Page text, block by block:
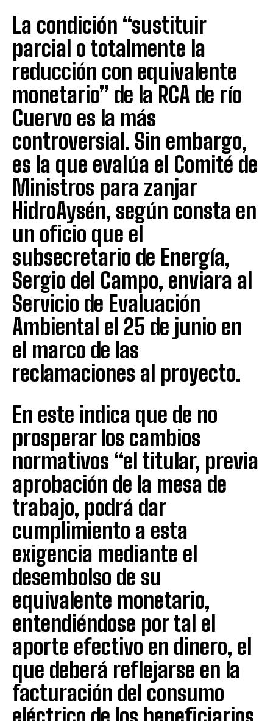
La condición “sustituir
parcial o totalmente la
reducción con equivalente
monetario” de la RCA de río
Cuervo es la más
controversial. Sin embargo,
es la que evalúa el Comité de
Ministros para zanjar
HidroAysén, según consta en
un oficio que el
subsecretario de Energía,
Sergio del Campo, enviara al
Servicio de Evaluación
Ambiental el 25 de junio en
el marco de las
reclamaciones al proyecto.
En este indica que de no
prosperar los cambios
normativos “el titular, previa
aprobación de la mesa de
trabajo, podrá dar
cumplimiento a esta
exigencia mediante el
desembolso de su
equivalente monetario,
entendiéndose por tal el
aporte efectivo en dinero, el
que deberá reflejarse en la
facturación del consumo